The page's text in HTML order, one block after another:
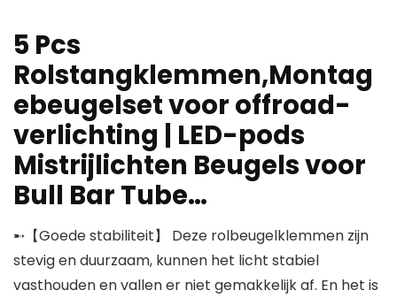
5 Pcs
Rolstangklemmen,Montag
ebeugelset voor offroad-
verlichting | LED-pods
Mistrijlichten Beugels voor
Bull Bar Tube…
➸【Goede stabiliteit】 Deze rolbeugelklemmen zijn
stevig en duurzaam, kunnen het licht stabiel
vasthouden en vallen er niet gemakkelijk af. En het is